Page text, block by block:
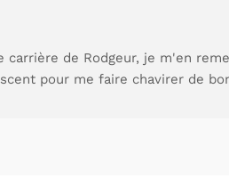
de Rodgeur, je m'en
pour me faire chavirer de